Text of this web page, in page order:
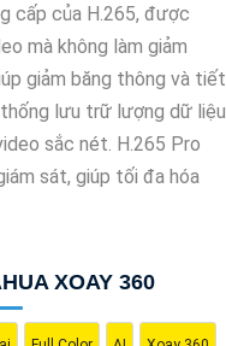
tính năng cảnh báo khi
cho đèn ban đêm, và khả
phù hợp sẽ phụ thuộc
sát gia đình, văn
cần xác định vị trí lắp
mà bạn mong
wifi 360, bạn nên tìm
trường, đánh giá từ
cấp của H.265, được
mà không làm giảm
giảm băng thông và tiết
lưu trữ lượng dữ liệu
sắc nét. H.265 Pro
sát, giúp tối đa hóa
XOAY 360